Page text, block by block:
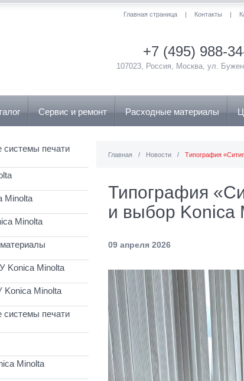
Главная страница | Контакты |
+7 (495) 988-
107023, Россия, Москва, ул.
Сервис и ремонт Расходные материалы
Главная / Новости / Типография
Типография
и выбор Konica
09 апреля 2026
системы печати
Minolta
Minolta
Konica Minolta
Minolta
системы печати
Minolta